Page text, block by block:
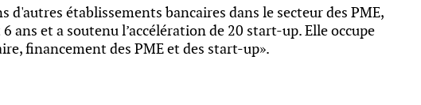
établissements bancaires dans le secteur des PME,
ans et a soutenu l’accélération de 20 start-up. Elle occupe
financement des PME et des start-up».